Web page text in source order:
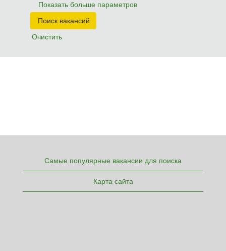
Показать больше параметров
Очистить
Самые популярные вакансии для поиска
Карта сайта